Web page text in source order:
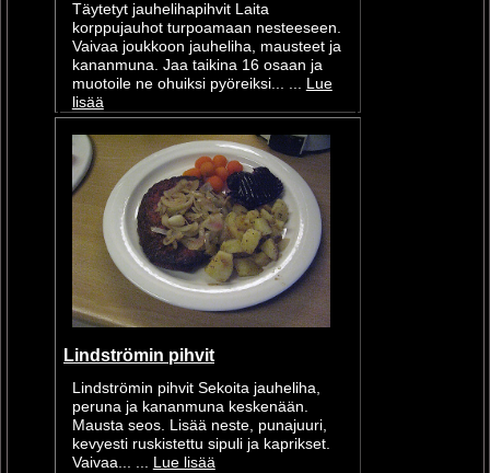
Täytetyt jauhelihapihvit Laita
korppujauhot turpoamaan nesteeseen.
Vaivaa joukkoon jauheliha, mausteet ja
kananmuna. Jaa taikina 16 osaan ja
muotoile ne ohuiksi pyöreiksi... ... Lue
lisää
Lindströmin pihvit
Lindströmin pihvit Sekoita jauheliha,
peruna ja kananmuna keskenään.
Mausta seos. Lisää neste, punajuuri,
kevyesti ruskistettu sipuli ja kaprikset.
Vaivaa... ... Lue lisää